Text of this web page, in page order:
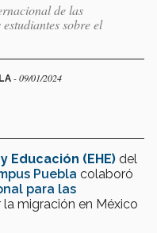
de las
sobre el
- 09/01/2024
Educación (EHE) del
Puebla colaboró
para las
la migración en México